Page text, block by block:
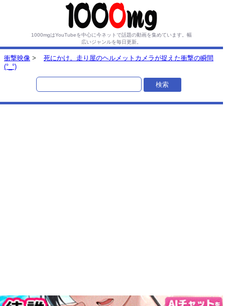
1000mgはYouTubeを中心に今ネットで話題の動画を集めています。 幅
広いジャンルを毎日更新。
衝撃映像 >
死にかけ。走り屋のヘルメットカメラが捉えた衝撃の瞬間
(°_°)